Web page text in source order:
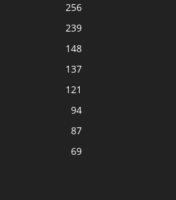
256
239
148
137
121
94
87
69